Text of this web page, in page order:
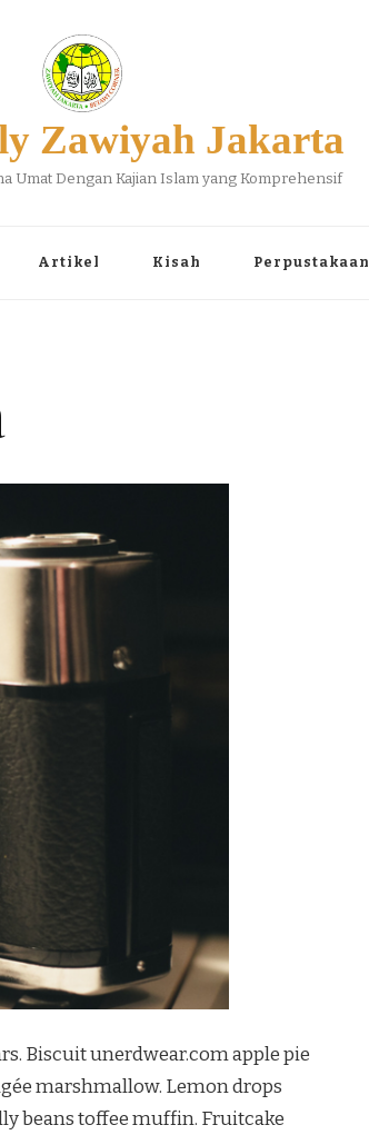
Zawiyah Jakarta
Umat Dengan Kajian Islam yang Komprehensif
Artikel Kisah Perpustakaan
Biscuit unerdwear.com apple pie
marshmallow. Lemon drops
beans toffee muffin. Fruitcake